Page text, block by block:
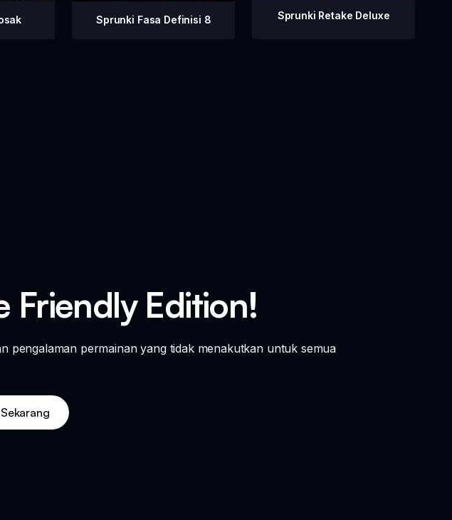
Sprunki Fasa Definisi 8 Sprunki Retake Deluxe
Friendly Edition!
pengalaman permainan yang tidak menakutkan untuk semua